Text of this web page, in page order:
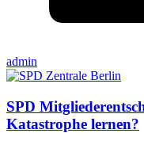
admin
SPD
Katastrophe lernen?